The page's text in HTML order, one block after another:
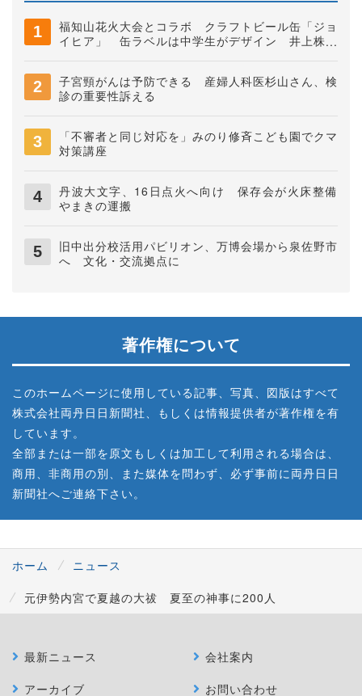
福知山花火大会とコラボ クラフトビール缶「ジョ
イヒア」 缶ラベルは中学生がデザイン 井上株式
子宮頸がんは予防できる 産婦人科医杉山さん、検
診の重要性訴える
「不審者と同じ対応を」みのり修斉こども園でクマ
対策講座
丹波大文字、16日点火へ向け 保存会が火床整備
やまきの運搬
旧中出分校活用パビリオン、万博会場から泉佐野市
へ 文化・交流拠点に
著作権について
このホームページに使用している記事、写真、図版はすべて
株式会社両丹日日新聞社、もしくは情報提供者が著作権を有
しています。
全部または一部を原文もしくは加工して利用される場合は、
商用、非商用の別、また媒体を問わず、必ず事前に両丹日日
新聞社へご連絡下さい。
ホーム
ニュース
元伊勢内宮で夏越の大祓 夏至の神事に200人
最新ニュース
アーカイブ
会社案内
お問い合わせ